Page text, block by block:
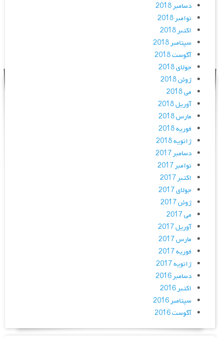
دسامبر 2018
نوامبر 2018
اکتبر 2018
سپتامبر 2018
آگوست 2018
جولای 2018
ژوئن 2018
می 2018
آوریل 2018
مارس 2018
فوریه 2018
ژانویه 2018
دسامبر 2017
نوامبر 2017
اکتبر 2017
جولای 2017
ژوئن 2017
می 2017
آوریل 2017
مارس 2017
فوریه 2017
ژانویه 2017
دسامبر 2016
اکتبر 2016
سپتامبر 2016
آگوست 2016